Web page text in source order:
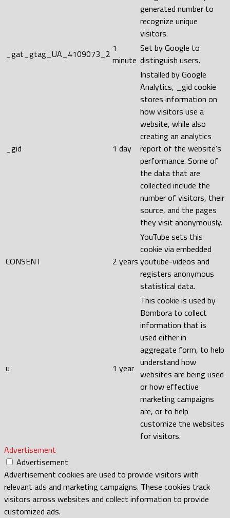
generated number to
recognize unique
visitors.
_gat_gtag_UA_4109073_2 1
minute
Set by Google to
distinguish users.
_gid 1 day
Installed by Google
Analytics, _gid cookie
stores information on
how visitors use a
website, while also
creating an analytics
report of the website's
performance. Some of
the data that are
collected include the
number of visitors, their
source, and the pages
they visit anonymously.
CONSENT 2 years
YouTube sets this
cookie via embedded
youtube-videos and
registers anonymous
statistical data.
u 1 year
This cookie is used by
Bombora to collect
information that is
used either in
aggregate form, to help
understand how
websites are being used
or how effective
marketing campaigns
are, or to help
customize the websites
for visitors.
Advertisement
Advertisement
Advertisement cookies are used to provide visitors with
relevant ads and marketing campaigns. These cookies track
visitors across websites and collect information to provide
customized ads.